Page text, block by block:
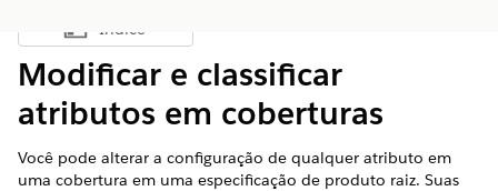
Mostrar índice
Índice
Modificar e classificar
atributos em coberturas
Você pode alterar a configuração de qualquer atributo em
uma cobertura em uma especificação de produto raiz. Suas